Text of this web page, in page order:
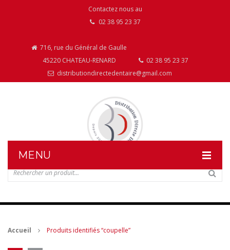
Contactez nous au
02 38 95 23 37
716, rue du Général de Gaulle
45220 CHATEAU-RENARD
02 38 95 23 37
distributiondirectedentaire@gmail.com
MENU
NOS PRODUITS
Accueil Produits identifiés “coupelle”